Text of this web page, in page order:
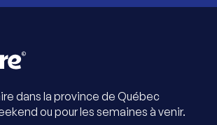
dans la province de Québec
ou pour les semaines à venir.